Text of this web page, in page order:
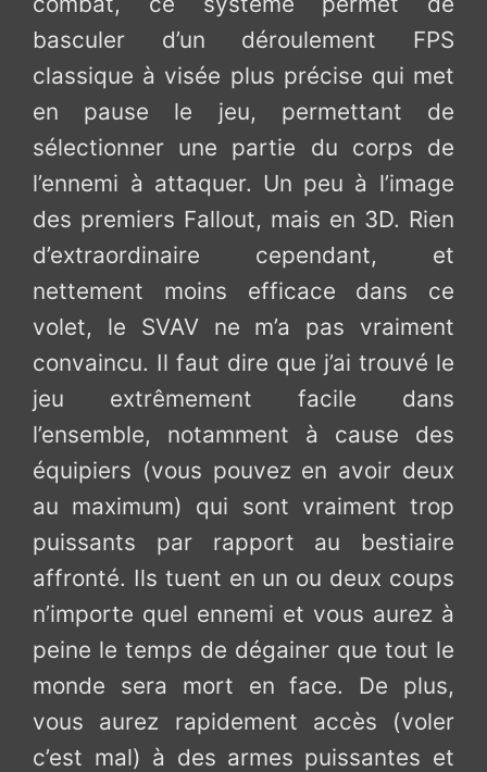
basculer d’un déroulement FPS
classique à visée plus précise qui met
en pause le jeu, permettant de
sélectionner une partie du corps de
l’ennemi à attaquer. Un peu à l’image
des premiers Fallout, mais en 3D. Rien
d’extraordinaire cependant, et
nettement moins efficace dans ce
volet, le SVAV ne m’a pas vraiment
convaincu. Il faut dire que j’ai trouvé le
jeu extrêmement facile dans
l’ensemble, notamment à cause des
équipiers (vous pouvez en avoir deux
au maximum) qui sont vraiment trop
puissants par rapport au bestiaire
affronté. Ils tuent en un ou deux coups
n’importe quel ennemi et vous aurez à
peine le temps de dégainer que tout le
monde sera mort en face. De plus,
vous aurez rapidement accès (voler
c’est mal) à des armes puissantes et